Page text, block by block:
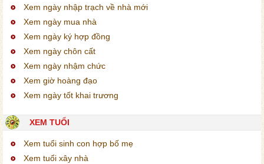
Xem ngày nhập trạch về nhà mới
Xem ngày mua nhà
Xem ngày ký hợp đồng
Xem ngày chôn cất
Xem ngày nhậm chức
Xem giờ hoàng đạo
Xem ngày tốt khai trương
XEM TUỔI
Xem tuổi sinh con hợp bố mẹ
Xem tuổi xây nhà